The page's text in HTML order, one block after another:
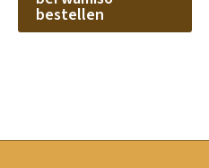
bestellen